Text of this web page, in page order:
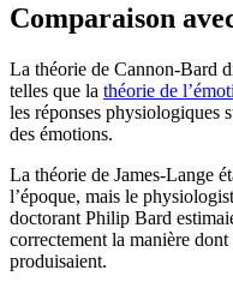
Comparaison
La théorie de Cannon-Bard
telles que la théorie de
les réponses physiologiques
des émotions.
La théorie de James-Lange
l’époque, mais le
doctorant Philip Bard
correctement la manière
produisaient.